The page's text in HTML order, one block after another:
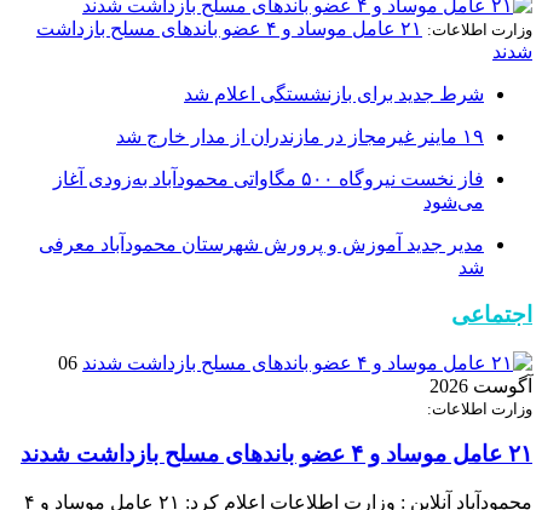
وزارت اطلاعات:
۲۱ عامل موساد و ۴ عضو باند‌های مسلح بازداشت
شدند
شرط جدید برای بازنشستگی اعلام شد
۱۹ ماینر غیرمجاز در مازندران از مدار خارج شد
فاز نخست نیروگاه ۵۰۰ مگاواتی محمودآباد به‌زودی آغاز
می‌شود
مدیر جدید آموزش و پرورش شهرستان محمودآباد معرفی
شد
اجتماعی
06
آگوست 2026
وزارت اطلاعات:
۲۱ عامل موساد و ۴ عضو باند‌های مسلح بازداشت شدند
محمودآباد آنلاین : وزارت اطلاعات اعلام کرد: ۲۱ عامل موساد و ۴